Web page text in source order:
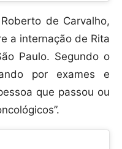
de Carvalho,
a internação de Rita
Paulo. Segundo o
por exames e
que passou ou